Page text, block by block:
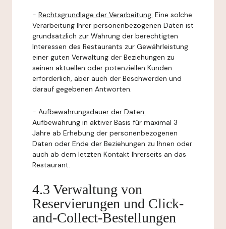
- Rechtsgrundlage der Verarbeitung: Eine solche
Verarbeitung Ihrer personenbezogenen Daten ist
grundsätzlich zur Wahrung der berechtigten
Interessen des Restaurants zur Gewährleistung
einer guten Verwaltung der Beziehungen zu
seinen aktuellen oder potenziellen Kunden
erforderlich, aber auch der Beschwerden und
darauf gegebenen Antworten.
- Aufbewahrungsdauer der Daten:
Aufbewahrung in aktiver Basis für maximal 3
Jahre ab Erhebung der personenbezogenen
Daten oder Ende der Beziehungen zu Ihnen oder
auch ab dem letzten Kontakt Ihrerseits an das
Restaurant.
4.3 Verwaltung von
Reservierungen und Click-
and-Collect-Bestellungen